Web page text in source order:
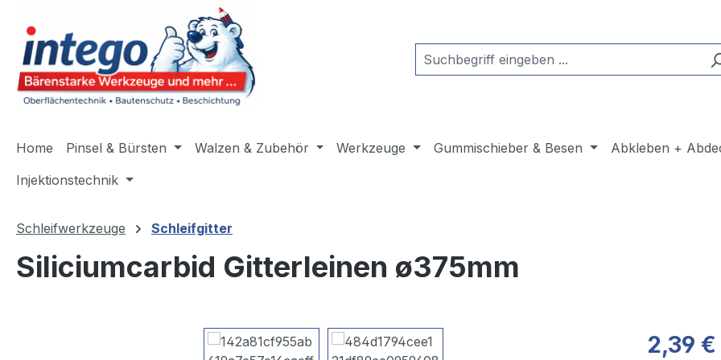
Zur Hauptnavigation springen
Home Pinsel & Bürsten Walzen & Zubehör Werkzeuge Gummischieber & Besen Abkleben +
Injektionstechnik
Schleifwerkzeuge Schleifgitter
Siliciumcarbid Gitterleinen ø375mm
2,39 €